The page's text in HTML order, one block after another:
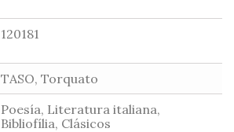
120181
TASO, Torquato
Poesía, Literatura italiana,
Bibliofília, Clásicos